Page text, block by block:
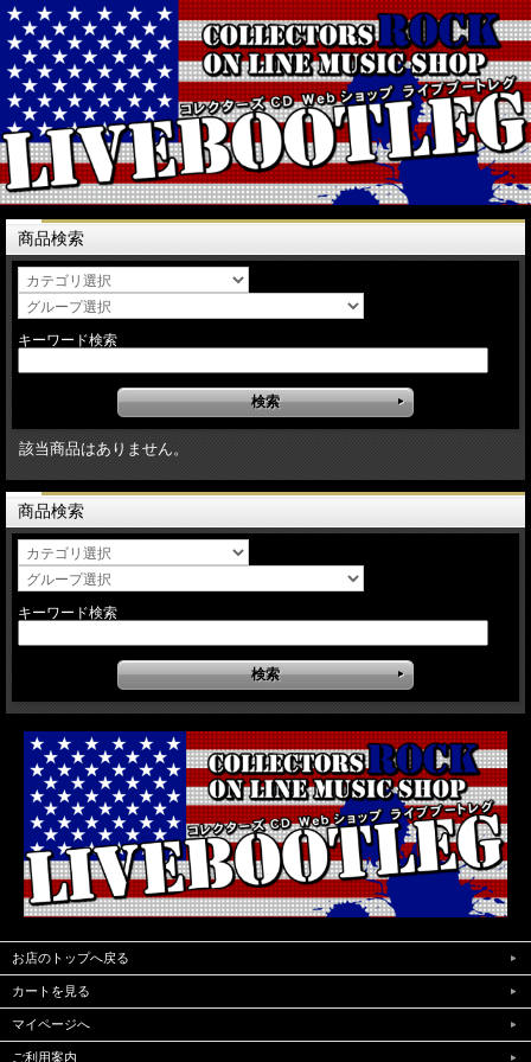
商品検索
キーワード検索
該当商品はありません。
商品検索
キーワード検索
お店のトップへ戻る
カートを見る
マイページへ
ご利用案内